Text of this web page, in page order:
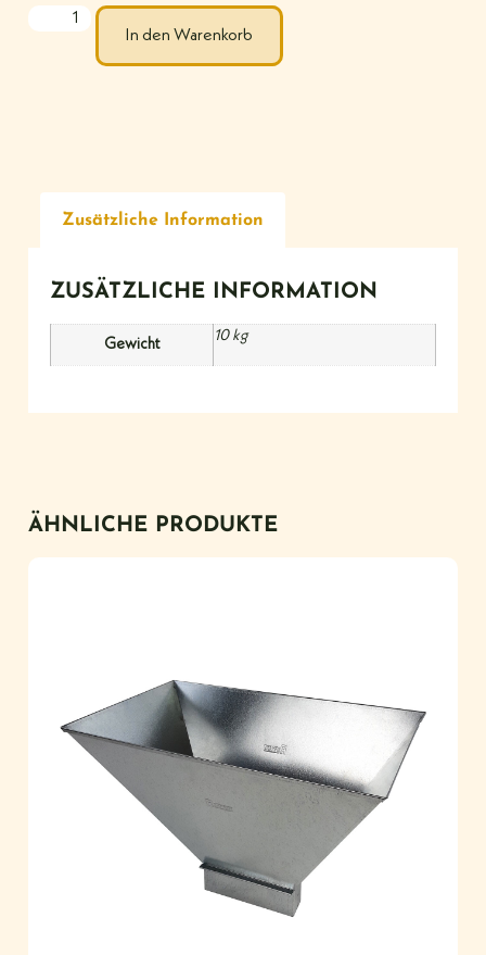
In den Warenkorb
Zusätzliche Information
ZUSÄTZLICHE INFORMATION
Gewicht
10 kg
ÄHNLICHE PRODUKTE